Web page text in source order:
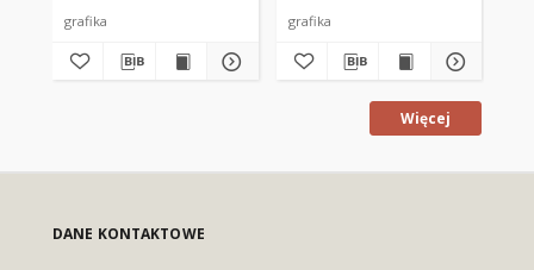
grafika grafika
Więcej
DANE KONTAKTOWE